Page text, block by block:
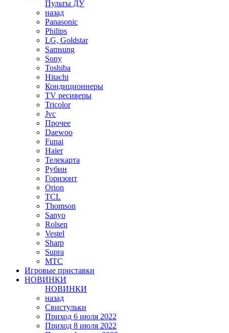
Пульты ДУ
назад
Panasonic
Philips
LG, Goldstar
Samsung
Sony
Toshiba
Hitachi
Кондиционнеры
TV ресиверы
Tricolor
Jvc
Прочее
Daewoo
Funai
Haier
Телекарта
Рубин
Горизонт
Orion
TCL
Thomson
Sanyo
Rolsen
Vestel
Sharp
Supra
MTC
Игровые приставки
НОВИНКИ
НОВИНКИ
назад
Свистульки
Приход 6 июля 2022
Приход 8 июля 2022